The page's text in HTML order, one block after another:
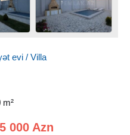
evi / Villa
m²
000 Azn